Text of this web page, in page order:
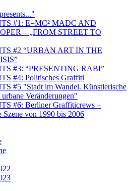
#1: E=MC² MADC AND
– „FROM STREET TO
#2 “URBAN ART IN THE
#3: “PRESENTING RABI”
#4: Politisches Graffiti
#5 "Stadt im Wandel. Künstlerische
Veränderungen"
#6: Berliner Graffiticrews –
von 1990 bis 2006